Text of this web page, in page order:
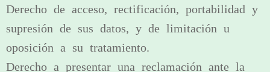
Derecho de acceso, rectificación, portabilidad y
supresión de sus datos, y de limitación u
oposición a su tratamiento.
Derecho a presentar una reclamación ante la